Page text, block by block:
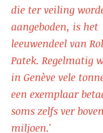
die ter veiling
aangeboden, is het
leeuwendeel van
Patek. Regelmatig
in Genève vele
een exemplaar
soms zelfs ver
miljoen.'